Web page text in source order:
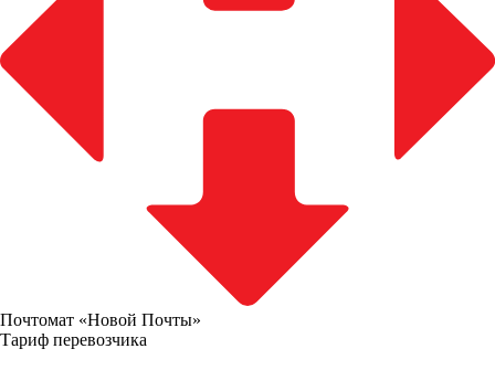
Почтомат «Новой Почты»
Тариф перевозчика